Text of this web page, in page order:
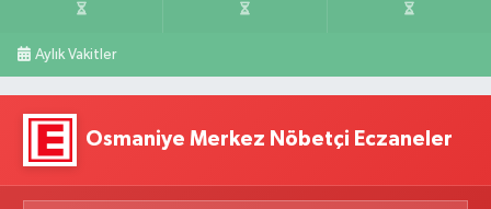
Aylık Vakitler
Osmaniye Merkez Nöbetçi Eczaneler